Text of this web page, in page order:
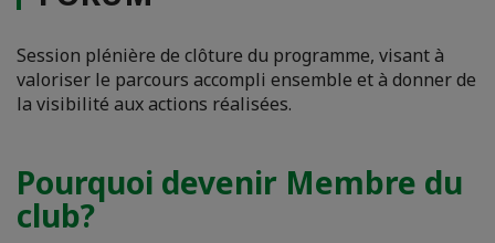
Session plénière de clôture du programme, visant à
valoriser le parcours accompli ensemble et à donner de
la visibilité aux actions réalisées.
Pourquoi devenir Membre du
club?